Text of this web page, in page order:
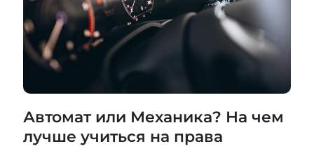
Автомат или Механика? На чем
лучше учиться на права